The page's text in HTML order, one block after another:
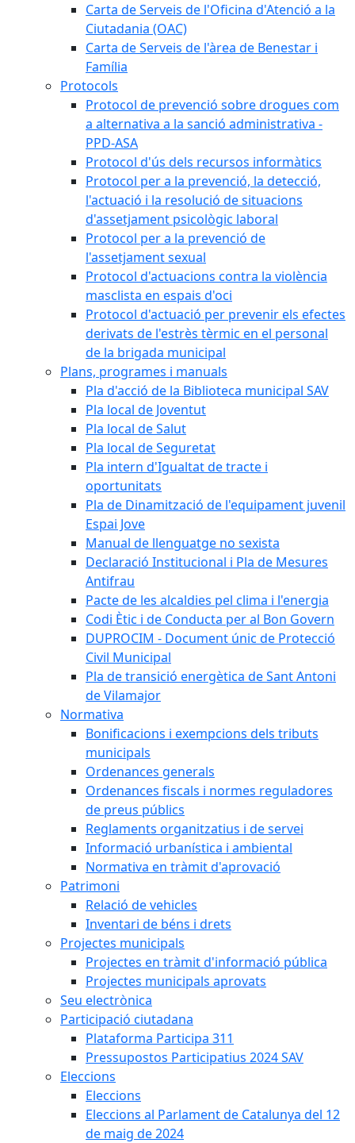
Carta de Serveis de l'Oficina d'Atenció a la
Ciutadania (OAC)
Carta de Serveis de l'àrea de Benestar i
Família
Protocols
Protocol de prevenció sobre drogues com
a alternativa a la sanció administrativa -
PPD-ASA
Protocol d'ús dels recursos informàtics
Protocol per a la prevenció, la detecció,
l'actuació i la resolució de situacions
d'assetjament psicològic laboral
Protocol per a la prevenció de
l'assetjament sexual
Protocol d'actuacions contra la violència
masclista en espais d'oci
Protocol d'actuació per prevenir els efectes
derivats de l'estrès tèrmic en el personal
de la brigada municipal
Plans, programes i manuals
Pla d'acció de la Biblioteca municipal SAV
Pla local de Joventut
Pla local de Salut
Pla local de Seguretat
Pla intern d'Igualtat de tracte i
oportunitats
Pla de Dinamització de l'equipament juvenil
Espai Jove
Manual de llenguatge no sexista
Declaració Institucional i Pla de Mesures
Antifrau
Pacte de les alcaldies pel clima i l'energia
Codi Ètic i de Conducta per al Bon Govern
DUPROCIM - Document únic de Protecció
Civil Municipal
Pla de transició energètica de Sant Antoni
de Vilamajor
Normativa
Bonificacions i exempcions dels tributs
municipals
Ordenances generals
Ordenances fiscals i normes reguladores
de preus públics
Reglaments organitzatius i de servei
Informació urbanística i ambiental
Normativa en tràmit d'aprovació
Patrimoni
Relació de vehicles
Inventari de béns i drets
Projectes municipals
Projectes en tràmit d'informació pública
Projectes municipals aprovats
Seu electrònica
Participació ciutadana
Plataforma Participa 311
Pressupostos Participatius 2024 SAV
Eleccions
Eleccions
Eleccions al Parlament de Catalunya del 12
de maig de 2024